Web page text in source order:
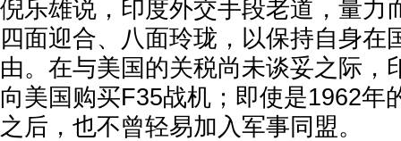
倪乐雄说，印度外交手段老道，量力
四面迎合、八面玲珑，以保持自身在
由。在与美国的关税尚未谈妥之际，
向美国购买F35战机；即使是1962年
之后，也不曾轻易加入军事同盟。